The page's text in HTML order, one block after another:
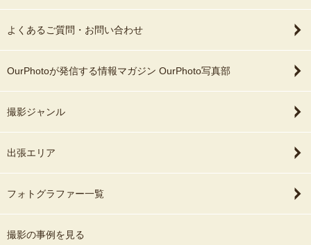
よくあるご質問・お問い合わせ
OurPhotoが発信する情報マガジン OurPhoto写真部
撮影ジャンル
出張エリア
フォトグラファー一覧
撮影の事例を見る